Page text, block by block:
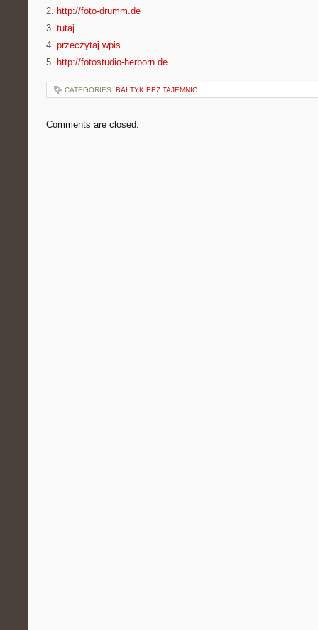
2. http://foto-drumm.de
3. tutaj
4. przeczytaj wpis
5. http://fotostudio-herborn.de
CATEGORIES: BAŁTYK BEZ TAJEMNIC
Comments are closed.